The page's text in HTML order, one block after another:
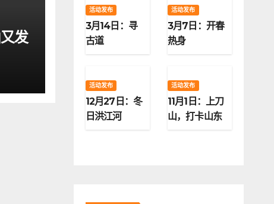
发
活动发布
3月14日：寻
古道
活动发布
3月7日：开春
热身
活动发布
12月27日：冬
日洪江河
活动发布
11月1日：上刀
山，打卡山东